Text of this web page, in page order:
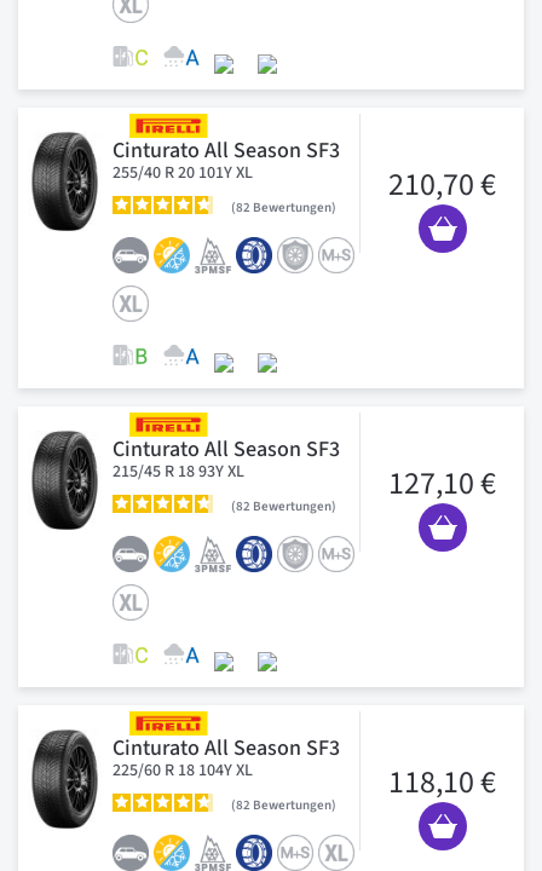
Cinturato All Season SF3
255/40 R 20 101Y XL
82 Bewertungen
210,70 €
Cinturato All Season SF3
215/45 R 18 93Y XL
82 Bewertungen
127,10 €
Cinturato All Season SF3
225/60 R 18 104Y XL
82 Bewertungen
118,10 €